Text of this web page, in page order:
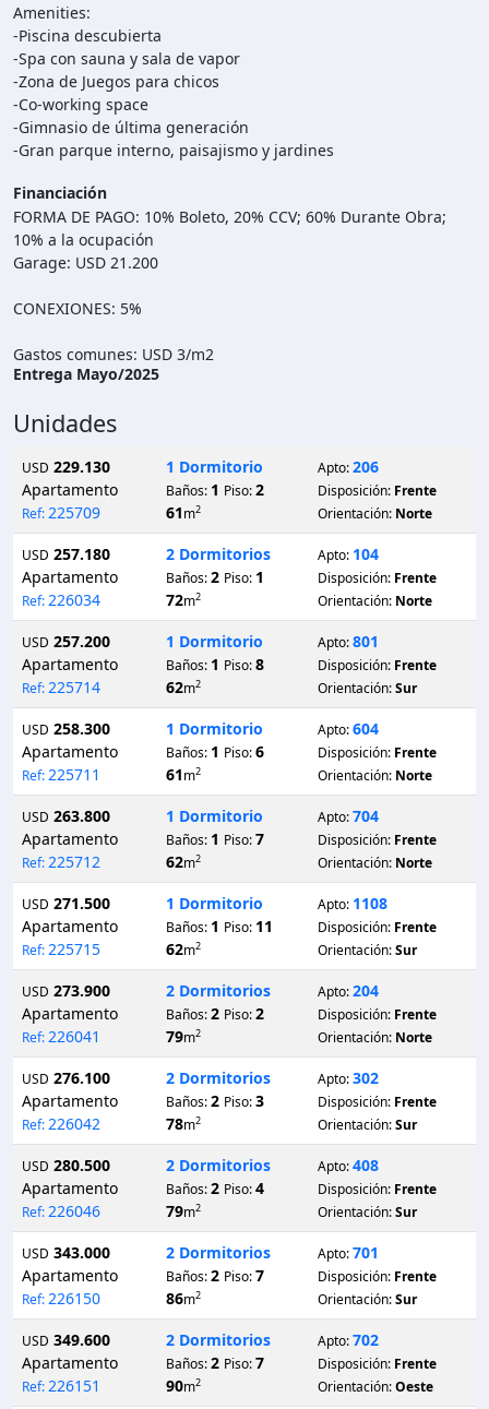
Amenities:
-Piscina descubierta
-Spa con sauna y sala de vapor
-Zona de Juegos para chicos
-Co-working space
-Gimnasio de última generación
-Gran parque interno, paisajismo y jardines
Financiación
FORMA DE PAGO: 10% Boleto, 20% CCV; 60% Durante Obra;
10% a la ocupación
Garage: USD 21.200
CONEXIONES: 5%
Gastos comunes: USD 3/m2
Entrega Mayo/2025
Unidades
USD 229.130
Apartamento
Ref: 225709
1 Dormitorio
Baños: 1 Piso:2
61m2
Apto:206
Disposición: Frente
Orientación: Norte
USD 257.180
Apartamento
Ref: 226034
2 Dormitorios
Baños:2 Piso: 1
72m2
Apto: 104
Disposición: Frente
Orientación: Norte
USD 257.200
Apartamento
Ref: 225714
1 Dormitorio
Baños: 1 Piso:8
62m2
Apto:801
Disposición: Frente
Orientación:Sur
USD 258.300
Apartamento
Ref: 225711
1 Dormitorio
Baños: 1 Piso:6
61m2
Apto:604
Disposición: Frente
Orientación: Norte
USD 263.800
Apartamento
Ref: 225712
1 Dormitorio
Baños: 1 Piso:7
62m2
Apto:704
Disposición: Frente
Orientación: Norte
USD 271.500
Apartamento
Ref: 225715
1 Dormitorio
Baños: 1 Piso: 11
62m2
Apto: 1108
Disposición: Frente
Orientación:Sur
USD 273.900
Apartamento
Ref: 226041
2 Dormitorios
Baños:2 Piso:2
79m2
Apto:204
Disposición: Frente
Orientación: Norte
USD 276.100
Apartamento
Ref: 226042
2 Dormitorios
Baños:2 Piso:3
78m2
Apto:302
Disposición: Frente
Orientación:Sur
USD 280.500
Apartamento
Ref: 226046
2 Dormitorios
Baños:2 Piso:4
79m2
Apto:408
Disposición: Frente
Orientación:Sur
USD 343.000
Apartamento
Ref: 226150
2 Dormitorios
Baños:2 Piso:7
86m2
Apto:701
Disposición: Frente
Orientación:Sur
USD 349.600
Apartamento
Ref: 226151
2 Dormitorios
Baños:2 Piso:7
90m2
Apto:702
Disposición: Frente
Orientación:Oeste